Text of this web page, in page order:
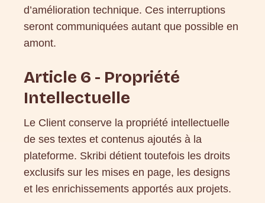
d’amélioration technique. Ces interruptions
seront communiquées autant que possible en
amont.
Article 6 - Propriété
Intellectuelle
Le Client conserve la propriété intellectuelle
de ses textes et contenus ajoutés à la
plateforme. Skribi détient toutefois les droits
exclusifs sur les mises en page, les designs
et les enrichissements apportés aux projets.